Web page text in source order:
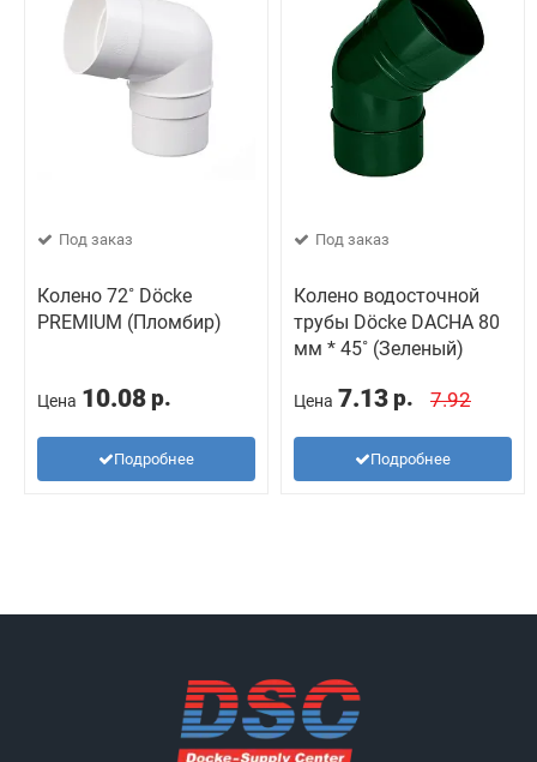
Под заказ
Колено 72˚ Döcke
PREMIUM (Пломбир)
Цена 10.08 р.
Подробнее
Под заказ
Колено водосточной
трубы Döcke DACHA 80
мм * 45˚ (Зеленый)
Цена 7.13 р. 7.92
Подробнее